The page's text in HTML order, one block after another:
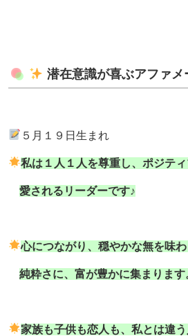
潜在意識が喜ぶアファメ
５月１９日生まれ
私は１人１人を尊重し、ポジティ
愛されるリーダーです♪
心につながり、穏やかな無を味わ
純粋さに、富が豊かに集まります
家族も子供も恋人も、私とは違う